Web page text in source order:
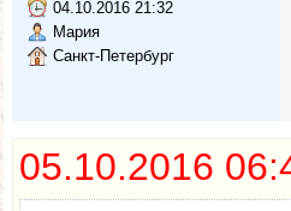
04.10.2016 21:32
Мария
Санкт-Петербург
05.10.2016